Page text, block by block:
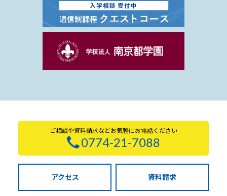
ご相談や資料請求などお気軽にお電話ください
0774-21-7088
アクセス 資料請求